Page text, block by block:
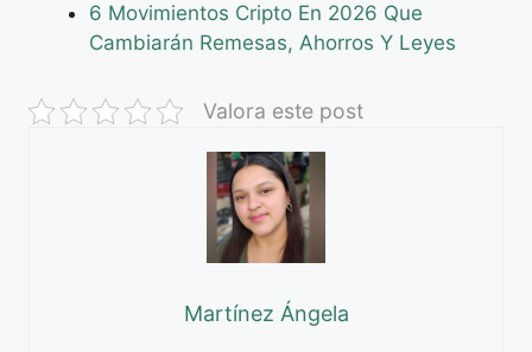
6 Movimientos Cripto En 2026 Que
Cambiarán Remesas, Ahorros Y Leyes
Valora este post
Martínez Ángela